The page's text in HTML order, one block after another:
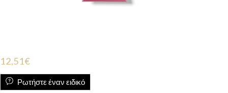
12,51€
Ρωτήστε έναν ειδικό